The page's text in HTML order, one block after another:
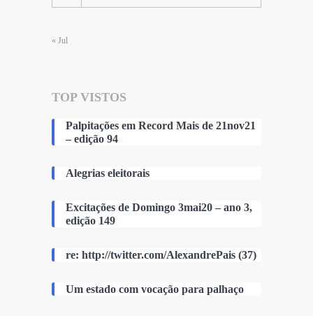
« Jul
TOP VISTOS
Palpitações em Record Mais de 21nov21
– edição 94
Alegrias eleitorais
Excitações de Domingo 3mai20 – ano 3,
edição 149
re: http://twitter.com/AlexandrePais (37)
Um estado com vocação para palhaço